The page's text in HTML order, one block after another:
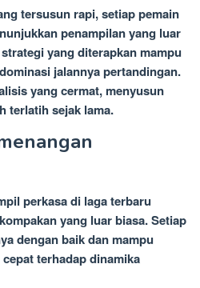
tersusun rapi, setiap pemain
penampilan yang luar
yang diterapkan mampu
jalannya pertandingan.
yang cermat, menyusun
terlatih sejak lama.
perkasa di laga terbaru
yang luar biasa. Setiap
dengan baik dan mampu
terhadap dinamika